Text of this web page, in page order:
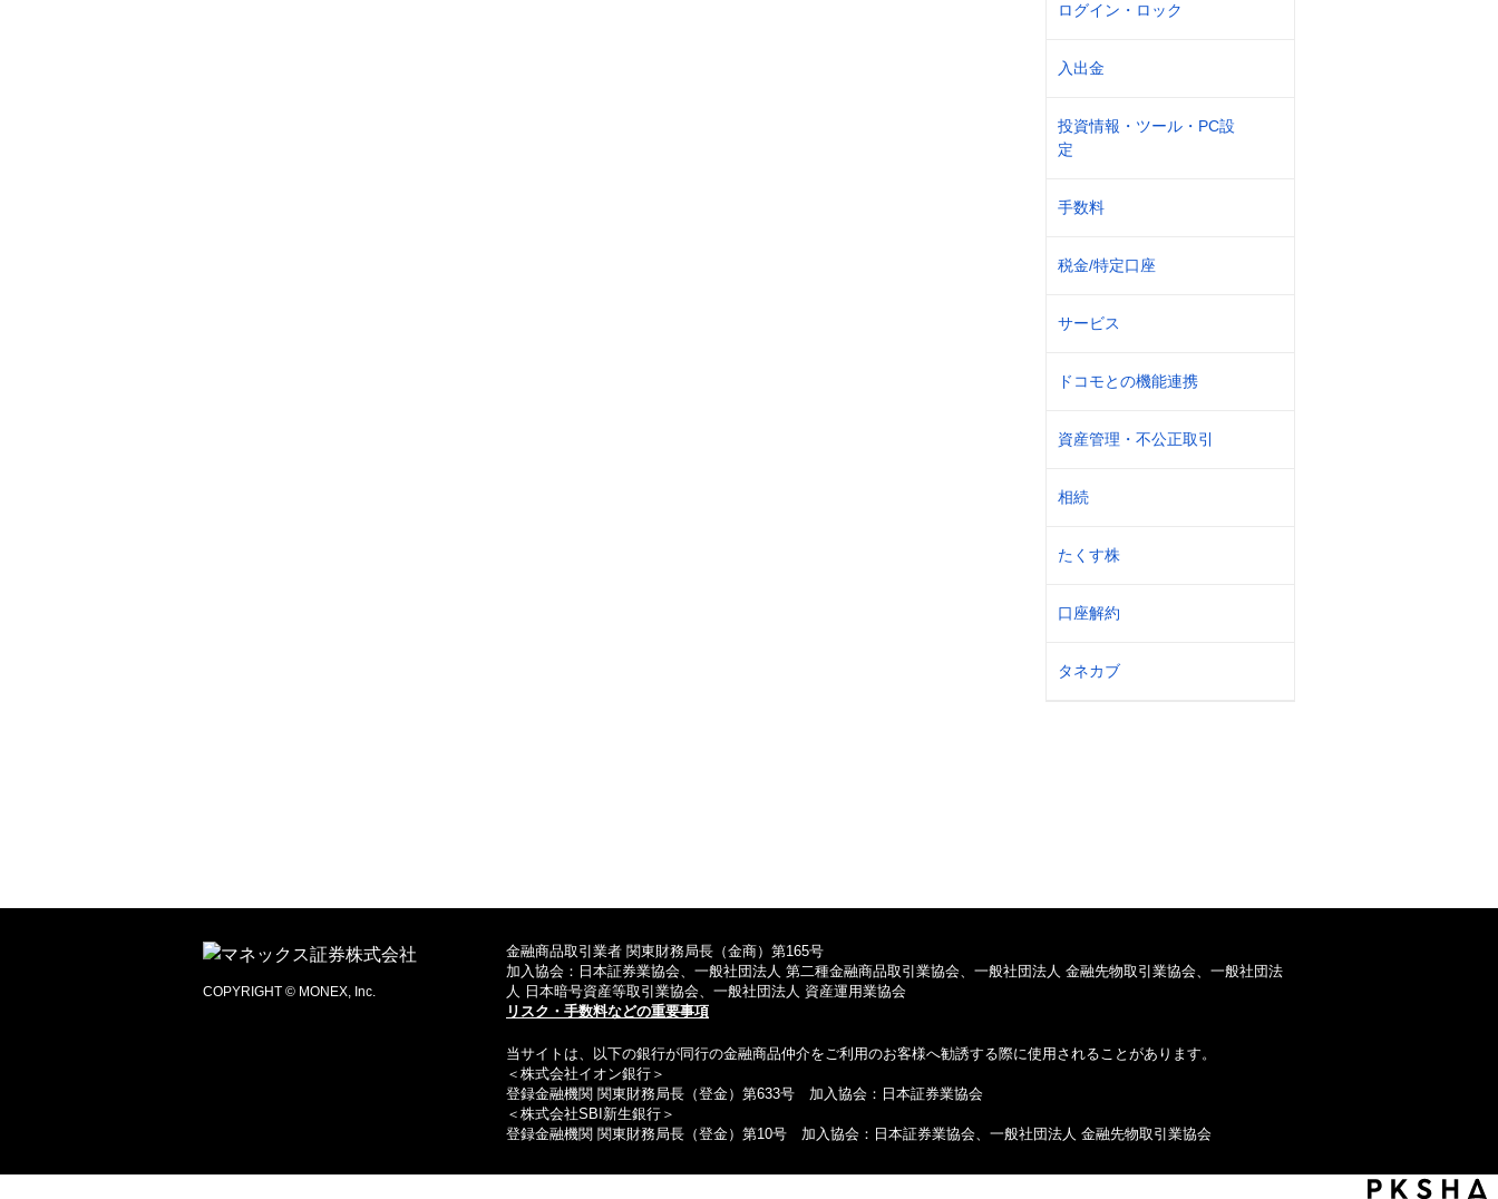
ログイン・ロック
入出金
投資情報・ツール・PC設
定
手数料
税金/特定口座
サービス
ドコモとの機能連携
資産管理・不公正取引
相続
たくす株
口座解約
タネカブ
COPYRIGHT © MONEX, Inc.
金融商品取引業者 関東財務局長（金商）第165号
加入協会：日本証券業協会、一般社団法人 第二種金融商品取引業協会、一般社団法人 金融先物取引業協会、一般社団法
人 日本暗号資産等取引業協会、一般社団法人 資産運用業協会
リスク・手数料などの重要事項
当サイトは、以下の銀行が同行の金融商品仲介をご利用のお客様へ勧誘する際に使用されることがあります。
＜株式会社イオン銀行＞
登録金融機関 関東財務局長（登金）第633号 加入協会：日本証券業協会
＜株式会社SBI新生銀行＞
登録金融機関 関東財務局長（登金）第10号 加入協会：日本証券業協会、一般社団法人 金融先物取引業協会